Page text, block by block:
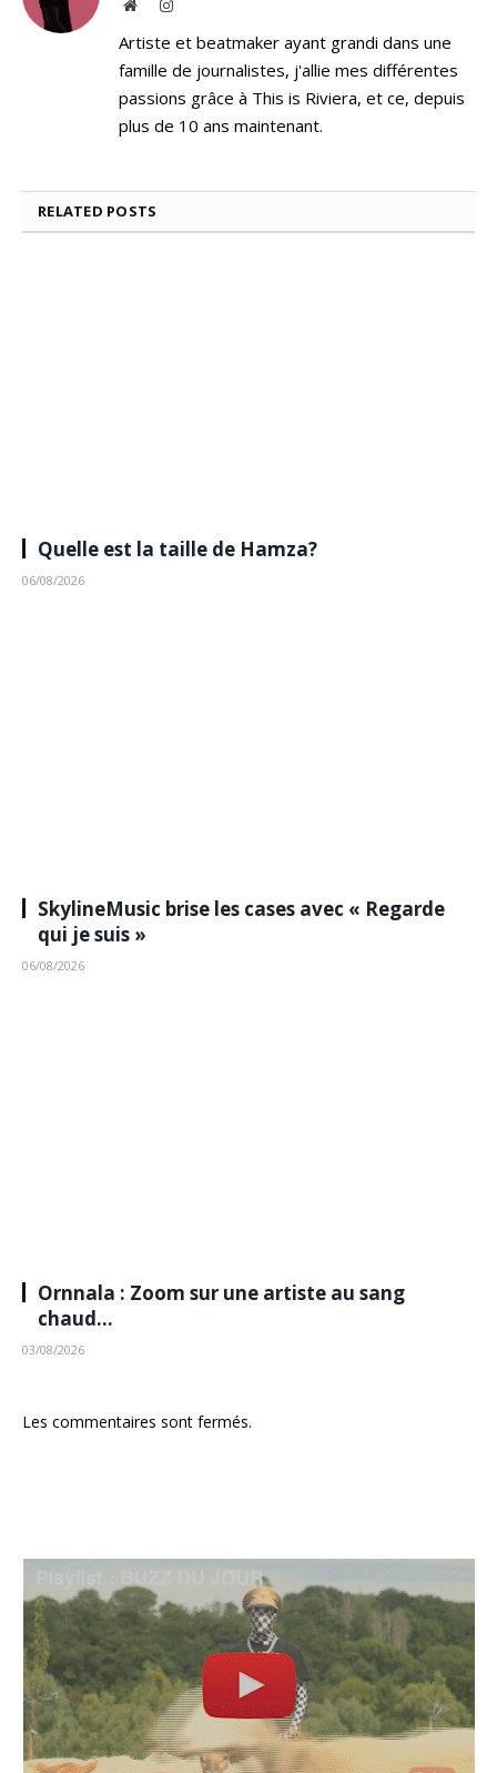
WebsiteInstagram
Artiste et beatmaker ayant grandi dans une
famille de journalistes, j'allie mes différentes
passions grâce à This is Riviera, et ce, depuis
plus de 10 ans maintenant.
RELATED POSTS
Quelle est la taille de Hamza?
06/08/2026
SkylineMusic brise les cases avec « Regarde
qui je suis »
06/08/2026
Ornnala : Zoom sur une artiste au sang
chaud…
03/08/2026
Les commentaires sont fermés.